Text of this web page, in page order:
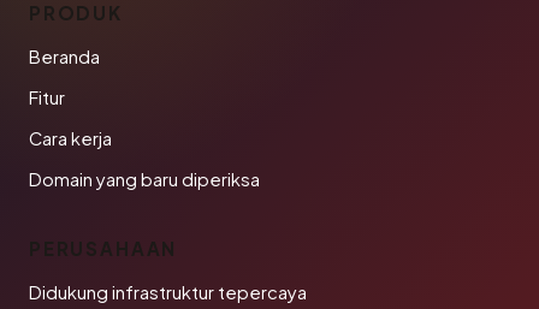
PRODUK
Beranda
Fitur
Cara kerja
Domain yang baru diperiksa
PERUSAHAAN
Didukung infrastruktur tepercaya